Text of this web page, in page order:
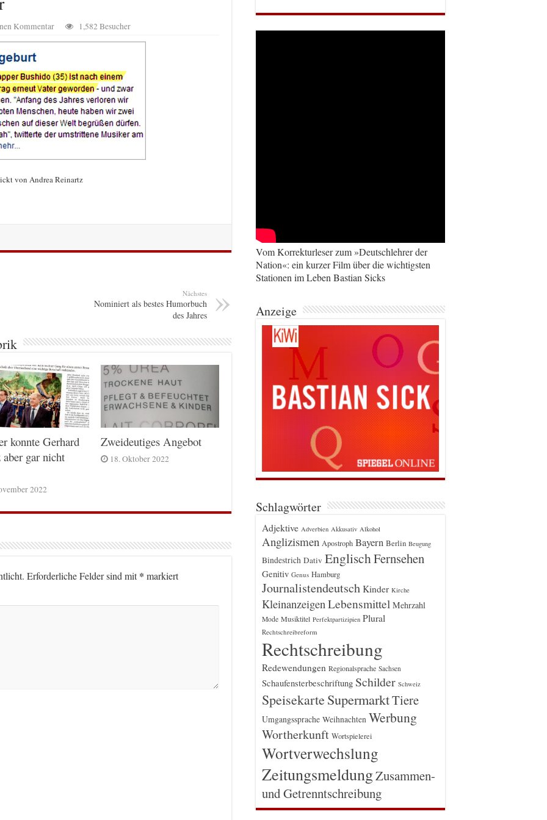
Kommentar 1,582 Besucher
von Andrea Reinartz
Nächstes
Nominiert als bestes Humorbuch
des Jahres
konnte Gerhard
aber gar nicht
2022
Zweideutiges Angebot
18. Oktober 2022
Erforderliche Felder sind mit* markiert
Vom Korrekturleser zum »Deutschlehrer der
Nation«: ein kurzer Film über die wichtigsten
Stationen im Leben Bastian Sicks
Anzeige
Schlagwörter
Adjektive Adverbien Akkusativ Alkohol
Anglizismen Apostroph Bayern Berlin Beugung
Bindestrich Dativ EnglischFernsehen
Genitiv Genus Hamburg
Journalistendeutsch Kinder Kirche
Kleinanzeigen Lebensmittel Mehrzahl
Mode Musiktitel Perfektpartizipien Plural
Rechtschreibreform
Rechtschreibung
Redewendungen Regionalsprache Sachsen
Schaufensterbeschriftung Schilder Schweiz
Speisekarte SupermarktTiere
Umgangssprache Weihnachten Werbung
Wortherkunft Wortspielerei
Wortverwechslung
ZeitungsmeldungZusammen-
und Getrenntschreibung